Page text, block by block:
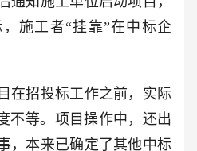
施工者“挂靠”在中标企
在招投标工作之前，实际
不等。项目操作中，还出
，本来已确定了其他中标